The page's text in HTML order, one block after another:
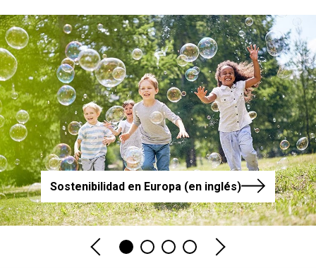
Sostenibilidad en Europa (en inglés)